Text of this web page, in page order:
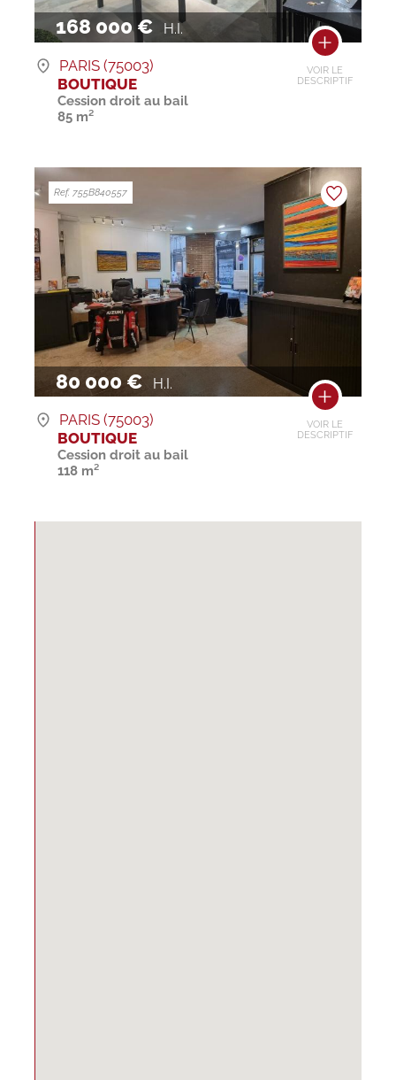
168 000 € H.I.
VOIR LE
DESCRIPTIF
PARIS (75003)
BOUTIQUE
Cession droit au bail
85 m²
80 000 € H.I.
VOIR LE
DESCRIPTIF
Ref. 755B840557
PARIS (75003)
BOUTIQUE
Cession droit au bail
118 m²